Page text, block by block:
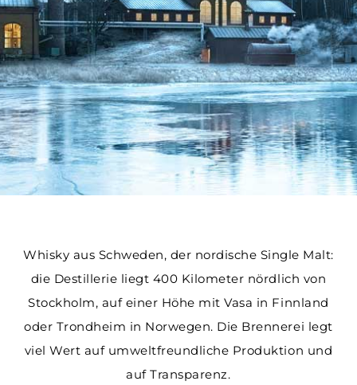
Whisky aus Schweden, der nordische Single Malt:
die Destillerie liegt 400 Kilometer nördlich von
Stockholm, auf einer Höhe mit Vasa in Finnland
oder Trondheim in Norwegen. Die Brennerei legt
viel Wert auf umweltfreundliche Produktion und
auf Transparenz.